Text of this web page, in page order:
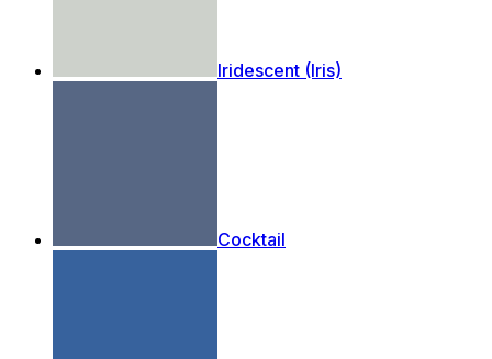
Iridescent (Iris)
Cocktail